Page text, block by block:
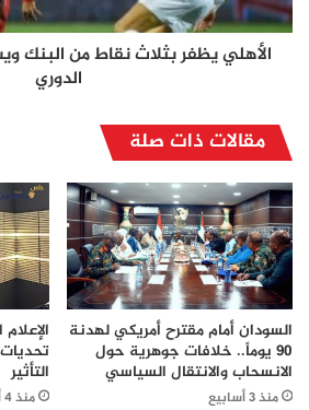
الأهلي يظفر بثلاث نقاط من البنك
الدوري
مقالات ذات صلة
السودان أمام مقترح أمريكي لهدنة
90 يوماً.. خلافات جوهرية حول
الانسحاب والانتقال السياسي
منذ 3 أسابيع
التأثير
منذ 4 أسابيع